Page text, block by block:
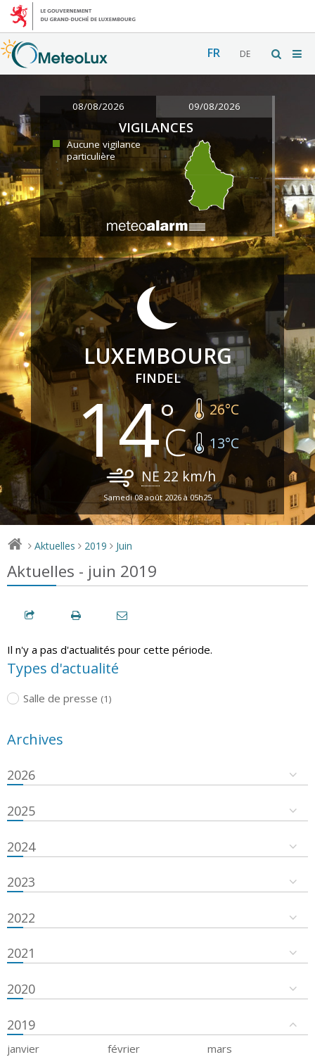
FR DE
08/08/2026 09/08/2026
VIGILANCES
Aucune vigilance
particulière
LUXEMBOURG
FINDEL
14 26°C
13°C
NE 22 km/h
Samedi 08 août 2026 à 05h25
> Aktuelles > 2019 > Juin
Aktuelles - juin 2019
Il n'y a pas d'actualités pour cette période.
Types d'actualité
Salle de presse (1)
Archives
2026
2025
2024
2023
2022
2021
2020
2019
janvier février
mars